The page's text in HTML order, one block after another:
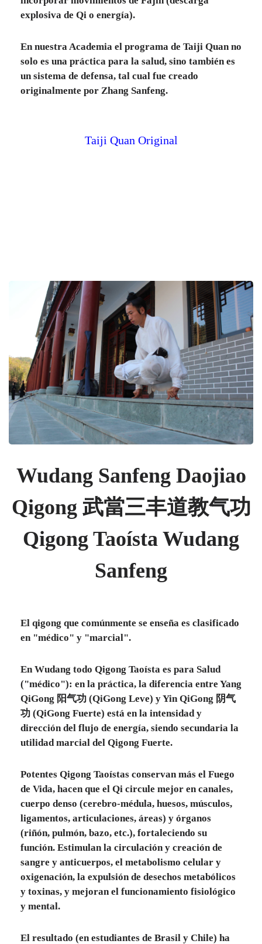
explosiva de Qi o energía).
En nuestra Academia el programa de Taiji Quan no
solo es una práctica para la salud, sino también es
un sistema de defensa, tal cual fue creado
originalmente por Zhang Sanfeng.
Taiji Quan Original
Wudang Sanfeng Daojiao
Qigong 武當三丰道教气功
Qigong Taoísta Wudang
Sanfeng
El qigong que comúnmente se enseña es clasificado
en "médico" y "marcial".
En Wudang todo Qigong Taoísta es para Salud
("médico"): en la práctica, la diferencia entre Yang
QiGong 阳气功 (QiGong Leve) y Yin QiGong 阴气
功 (QiGong Fuerte) está en la intensidad y
dirección del flujo de energía, siendo secundaria la
utilidad marcial del Qigong Fuerte.
Potentes Qigong Taoístas conservan más el Fuego
de Vida, hacen que el Qi circule mejor en canales,
cuerpo denso (cerebro-médula, huesos, músculos,
ligamentos, articulaciones, áreas) y órganos
(riñón, pulmón, bazo, etc.), fortaleciendo su
función. Estimulan la circulación y creación de
sangre y anticuerpos, el metabolismo celular y
oxigenación, la expulsión de desechos metabólicos
y toxinas, y mejoran el funcionamiento fisiológico
y mental.
El resultado (en estudiantes de Brasil y Chile) ha